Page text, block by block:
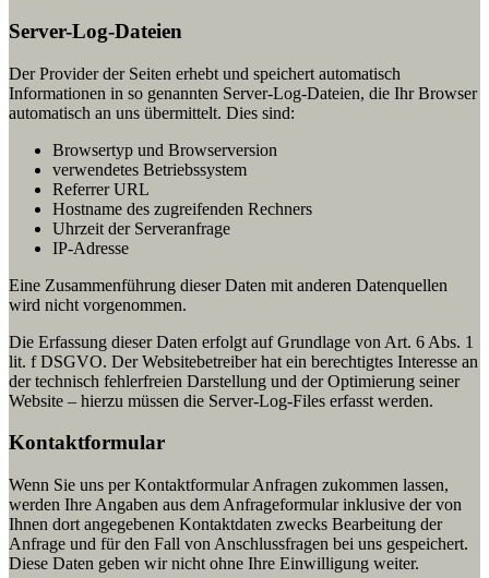
Server-Log-Dateien
Der Provider der Seiten erhebt und speichert automatisch
Informationen in so genannten Server-Log-Dateien, die Ihr Browser
automatisch an uns übermittelt. Dies sind:
Browsertyp und Browserversion
verwendetes Betriebssystem
Referrer URL
Hostname des zugreifenden Rechners
Uhrzeit der Serveranfrage
IP-Adresse
Eine Zusammenführung dieser Daten mit anderen Datenquellen
wird nicht vorgenommen.
Die Erfassung dieser Daten erfolgt auf Grundlage von Art. 6 Abs. 1
lit. f DSGVO. Der Websitebetreiber hat ein berechtigtes Interesse an
der technisch fehlerfreien Darstellung und der Optimierung seiner
Website – hierzu müssen die Server-Log-Files erfasst werden.
Kontaktformular
Wenn Sie uns per Kontaktformular Anfragen zukommen lassen,
werden Ihre Angaben aus dem Anfrageformular inklusive der von
Ihnen dort angegebenen Kontaktdaten zwecks Bearbeitung der
Anfrage und für den Fall von Anschlussfragen bei uns gespeichert.
Diese Daten geben wir nicht ohne Ihre Einwilligung weiter.